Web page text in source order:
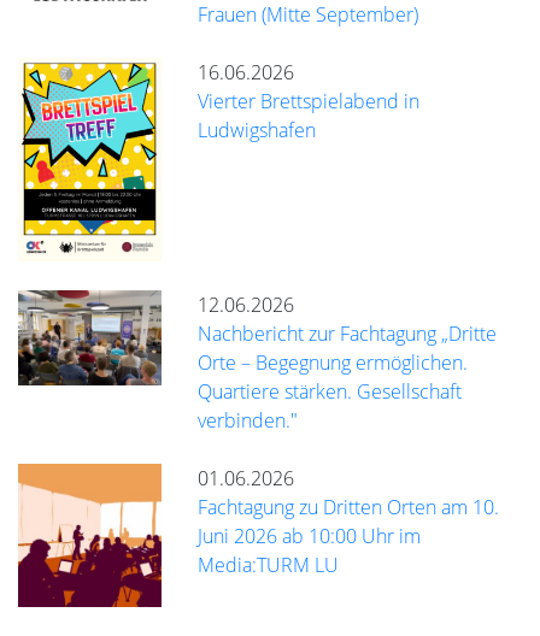
Frauen (Mitte September)
16.06.2026
Vierter Brettspielabend in
Ludwigshafen
12.06.2026
Nachbericht zur Fachtagung „Dritte
Orte – Begegnung ermöglichen.
Quartiere stärken. Gesellschaft
verbinden."
01.06.2026
Fachtagung zu Dritten Orten am 10.
Juni 2026 ab 10:00 Uhr im
Media:TURM LU